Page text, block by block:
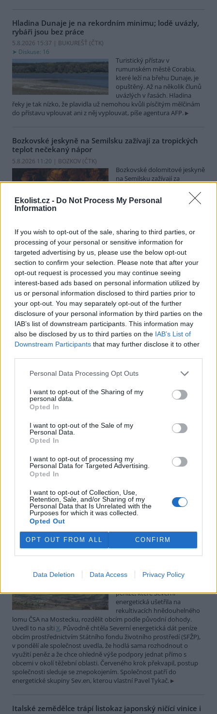
Ekolist.cz - Do Not Process My Personal
Information
If you wish to opt-out of the sale, sharing to third parties, or
processing of your personal or sensitive information for
targeted advertising by us, please use the below opt-out
section to confirm your selection. Please note that after your
opt-out request is processed you may continue seeing
interest-based ads based on personal information utilized by
us or personal information disclosed to third parties prior to
your opt-out. You may separately opt-out of the further
disclosure of your personal information by third parties on the
IAB’s list of downstream participants. This information may
also be disclosed by us to third parties on the IAB’s List of
Downstream Participants that may further disclose it to other
Personal Data Processing Opt Outs
I want to opt-out of the Sharing of my
personal data.
Opted In
I want to opt-out of the Sale of my
Personal Data.
Opted In
I want to opt-out of processing my
Personal Data for Targeted Advertising.
Opted In
I want to opt-out of Collection, Use,
Retention, Sale, and/or Sharing of my
Personal Data that Is Unrelated with the
Purposes for which it was collected.
Opted Out
OPT OUT FROM ALL CONFIRM
Data Deletion Data Access Privacy Policy
Hladina Dunaje je na rekordním minimu; lodě uvázly,
rybáři jsou bez práce
5.8.2026 15:37 | BUKUREŠŤ (ČTK)
Diskuse: 16
Turistický přístav v
rumunském městě Corabia,
které leží na břehu Dunaje, je
opuštěný. Až na několik člunů
uvázlých v řasách. Hladina
řeky je tak nízko, že plavidla už nemohou kvůli písčitým mělčinám
do přístavu vplouvat ani z něj vyplouvat, píše agentura AFP.
Bozkovské jeskyně na Semilsku zažívají za tropických
teplot nečekaný nápor
5.8.2026 11:20 | BOZKOV (ČTK)
Bozkovské dolomitové jeskyně
na Semilsku zažívají za
nečekaný nápor. Jde sice o
jedno z nejchladnějších míst v
Libereckém kraji, které má stálou teplotu mezi 7,5 až devíti stupni
Dušana Milky k nim lidé přicházeli spíše v době, když bylo nevlídno.
V pěti zemích Amazonie zatkli stovky lidí kvůli
environmentální kriminalitě
5.8.2026 10:34 | BOGOTÁ (ČTK)
Policisté v pěti zemích ležících
v Amazonii pozatýkali stovky
lidí a zabavili dřevo, minerály i
zvířata v hodnotě přes 280
milionů dolarů (kolem 5,9
miliard korun) při jednom z největších koordinovaných zásahů
proti environmentální kriminalitě v největším deštném pralese
světa. Napsala to agentura AP, podle níž se do operace nazvané
Potok Bylanka v Pardubicích vyschl. Městský obvod
chce, aby Povodí Labe vyčistilo koryto
5.8.2026 10:26 | PARDUBICE (ČTK)
Diskuse: 1
průtoků a suchého počasí
vyschl. Městský obvod VI chce
Povodí Labe. Organizace ale požadavek odmítla s tím, že údržbu
dělala už v červnu a další zásah v tuto chvíli neplánuje, zjistila ČTK.
Červený chce peníze ušetřené za rekultivaci rozdělit
obcím podle původní dohody
5.8.2026 01:29 (ČTK)
Ministr životního prostředí
peníze, které Severní
energetická ušetřila na
rekultivacích hnědouhelného
lomu ČSA na Mostecku, rozdělit obcím podle původní dohody.
Uvedl to na síti X. Původně chtěla Severní energetická dát peníze
obcím prostřednictvím Státního fondu životního prostředí (SFŽP),
v pondělí ale společnost uvedla, že hodlá sama rozhodnout o
využití peněz a že chce ohledně výše podpory jednat přímo s
obcemi v okolí těžební oblasti. Červeného krok překvapil, postup
společnosti sleduje se znepokojením. Společnost patří do
energetické skupiny Sev.en, kterou vlastní Pavel Tykač.
Italské zemědělce trápí listokaz japonský ničící vinice i